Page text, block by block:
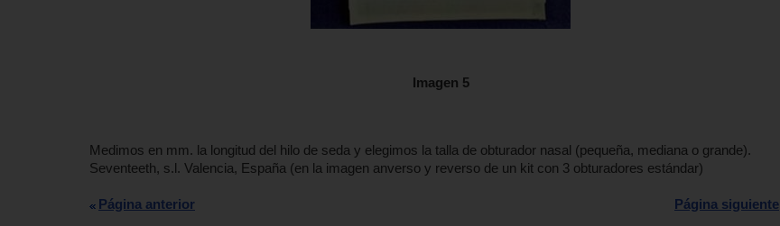
Imagen 5
Medimos en mm. la longitud del hilo de seda y elegimos la talla de obturador nasal (pequeña, mediana o grande).
Seventeeth, s.l. Valencia, España (en la imagen anverso y reverso de un kit con 3 obturadores estándar)
Página anterior Página siguiente